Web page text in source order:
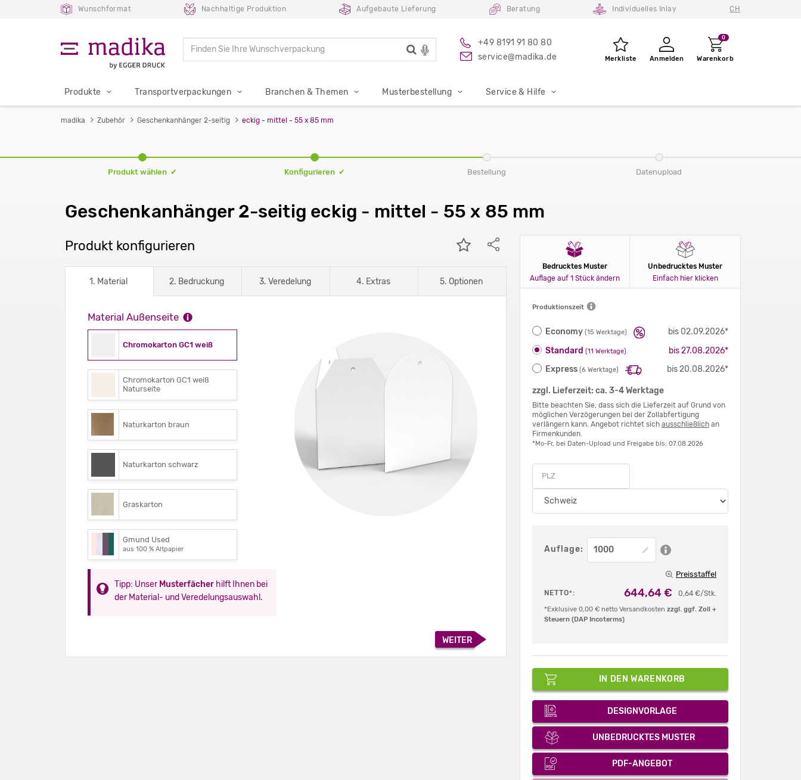
Wunschformat Nachhaltige Produktion Aufgebaute Lieferung Beratung Individuelles Inlay CH
+49 8191 91 80 80
service@madika.de
Merkliste Anmelden
0
Warenkorb
Produkte Transportverpackungen Branchen & Themen Musterbestellung Service & Hilfe
madika Zubehör Geschenkanhänger 2-seitig eckig - mittel - 55 x 85 mm
Produkt wählen ✔ Konfigurieren ✔ Bestellung Datenupload
Geschenkanhänger 2-seitig eckig - mittel - 55 x 85 mm
Produkt konfigurieren
1. Material 2. Bedruckung 3. Veredelung 4. Extras 5. Optionen
Material Außenseite
Chromokarton GC1 weiß
Chromokarton GC1 weiß
Naturseite
Naturkarton braun
Naturkarton schwarz
Graskarton
Gmund Used
aus 100 % Altpapier
Tipp: Unser Musterfächer hilft Ihnen bei
der Material- und Veredelungsauswahl.
WEITER
Bedrucktes Muster
Auflage auf 1 Stück ändern
Unbedrucktes Muster
Einfach hier klicken
Produktionszeit
Economy (15 Werktage)
bis 02.09.2026*
Standard (11 Werktage)
bis 27.08.2026*
Express (6 Werktage) bis 20.08.2026*
zzgl. Lieferzeit: ca. 3-4 Werktage
Bitte beachten Sie, dass sich die Lieferzeit auf Grund von
möglichen Verzögerungen bei der Zollabfertigung
verlängern kann. Angebot richtet sich ausschließlichan
Firmenkunden.
*Mo-Fr, bei Daten-Upload und Freigabe bis: 07.08.2026
Auflage:
Preisstaffel
NETTO*: 0,64 €/Stk.
644,64 €
*Exklusive 0,00 € netto Versandkosten zzgl. ggf. Zoll +
Steuern (DAP Incoterms)
IN DEN WARENKORB
DESIGNVORLAGE
UNBEDRUCKTES MUSTER
PDF-ANGEBOT